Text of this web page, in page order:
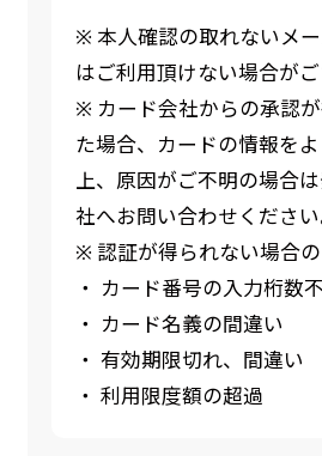
※ 本人確認の取れないメ
はご利用頂けない場合がご
※ カード会社からの承認
た場合、カードの情報を
上、原因がご不明の場合
社へお問い合わせください
※ 認証が得られない場合
・ カード番号の入力桁数
・ カード名義の間違い
・ 有効期限切れ、間違い
・ 利用限度額の超過